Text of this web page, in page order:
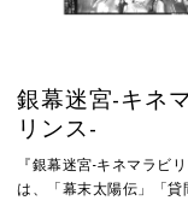
銀幕迷宮-キネ
リンス-
『銀幕迷宮-キネマラビリ
は、「幕末太陽伝」「貸